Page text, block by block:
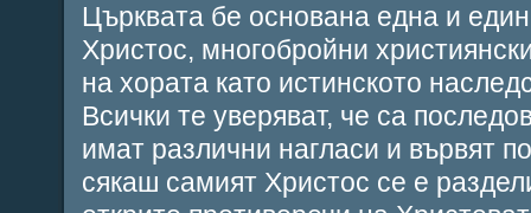
Църквата бе основана една и
Христос, многобройни
на хората като истинското
Всички те уверяват, че са
имат различни нагласи и вървят
сякаш самият Христос се е